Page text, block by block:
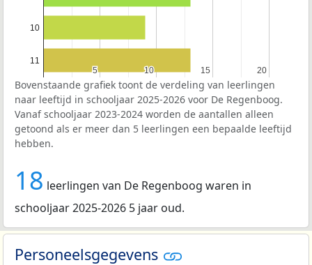
5
5 10
10 15
15 20
20
10
11
Bovenstaande grafiek toont de verdeling van leerlingen
naar leeftijd in schooljaar 2025-2026 voor De Regenboog.
Vanaf schooljaar 2023-2024 worden de aantallen alleen
getoond als er meer dan 5 leerlingen een bepaalde leeftijd
hebben.
18 leerlingen van De Regenboog waren in
schooljaar 2025-2026 5 jaar oud.
Personeelsgegevens